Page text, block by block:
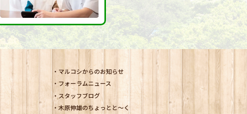
マルコシからのお知らせ
フォーラムニュース
スタッフブログ
木原伸雄のちょっとと～く